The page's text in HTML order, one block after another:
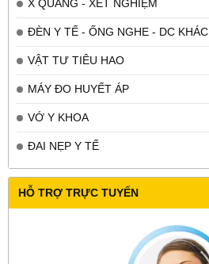
X QUANG - XÉT NGHIỆM
ĐÈN Y TẾ - ỐNG NGHE - DC KHÁC
VẬT TƯ TIÊU HAO
MÁY ĐO HUYẾT ÁP
VỚ Y KHOA
ĐAI NẸP Y TẾ
HỖ TRỢ TRỰC TUYẾN